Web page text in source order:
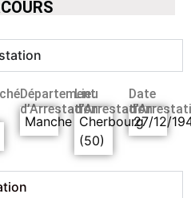
Département
d’Arrestation
Manche
Lieu
d’Arrestation
Cherbourg
(50)
Date
27/12/